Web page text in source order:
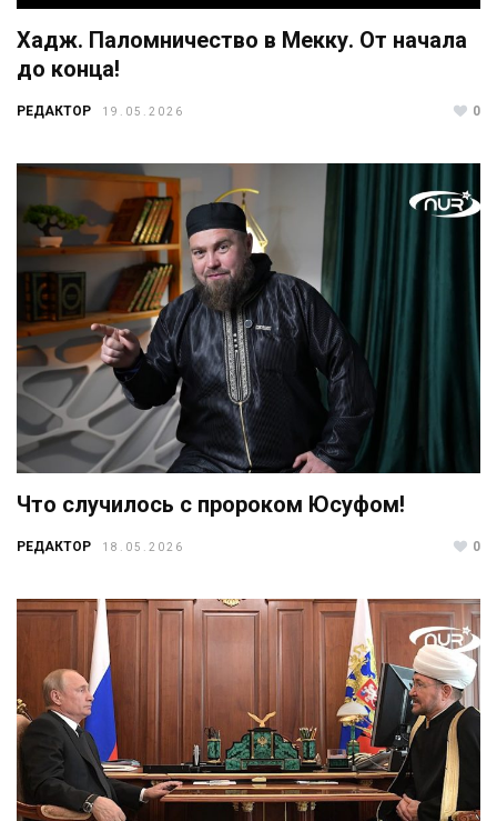
Хадж. Паломничество в Мекку. От начала
до конца!
РЕДАКТОР 19.05.2026 0
Что случилось с пророком Юсуфом!
РЕДАКТОР 18.05.2026 0